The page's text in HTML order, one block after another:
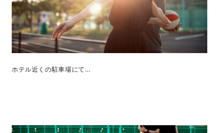
ホテル近くの駐車場にて…